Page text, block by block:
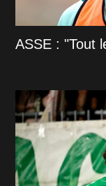
ASSE : "Tout